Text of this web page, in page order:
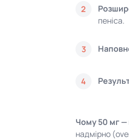
2
пеніса.
3
4
Чому 50 мг —
надмірно